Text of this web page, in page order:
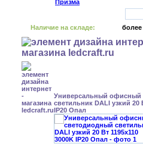
Наличие на складе: более
Универсальный офисный
светильник DALI узкий 20
IP20 Опал